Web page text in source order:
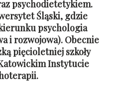
psychodietetykiem.
Śląski, gdzie
psychologia
i rozwojowa). Obecnie
pięcioletniej szkoły
Instytucie